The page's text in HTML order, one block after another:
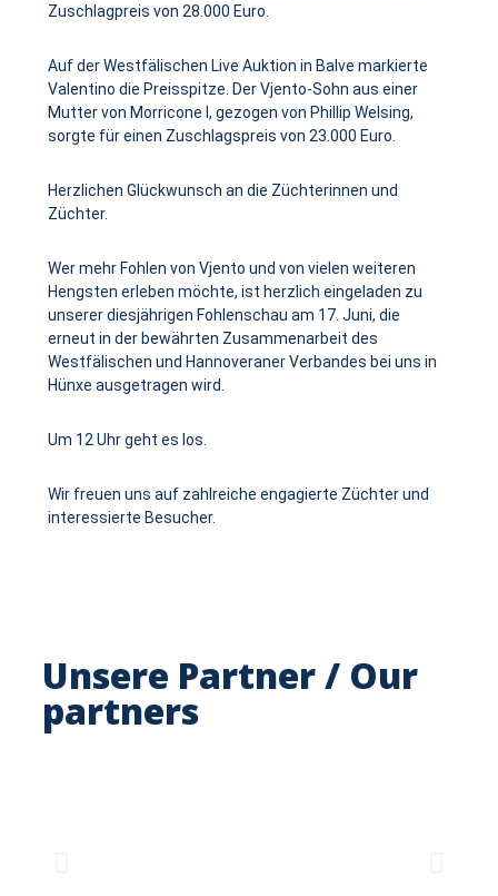
Zuschlagpreis von 28.000 Euro.
Auf der Westfälischen Live Auktion in Balve markierte
Valentino die Preisspitze. Der Vjento-Sohn aus einer
Mutter von Morricone I, gezogen von Phillip Welsing,
sorgte für einen Zuschlagspreis von 23.000 Euro.
Herzlichen Glückwunsch an die Züchterinnen und
Züchter.
Wer mehr Fohlen von Vjento und von vielen weiteren
Hengsten erleben möchte, ist herzlich eingeladen zu
unserer diesjährigen Fohlenschau am 17. Juni, die
erneut in der bewährten Zusammenarbeit des
Westfälischen und Hannoveraner Verbandes bei uns in
Hünxe ausgetragen wird.
Um 12 Uhr geht es los.
Wir freuen uns auf zahlreiche engagierte Züchter und
interessierte Besucher.
Unsere Partner / Our
partners